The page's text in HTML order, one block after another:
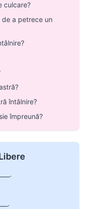
culcare?
a petrece un
întâlnire?
împreună?